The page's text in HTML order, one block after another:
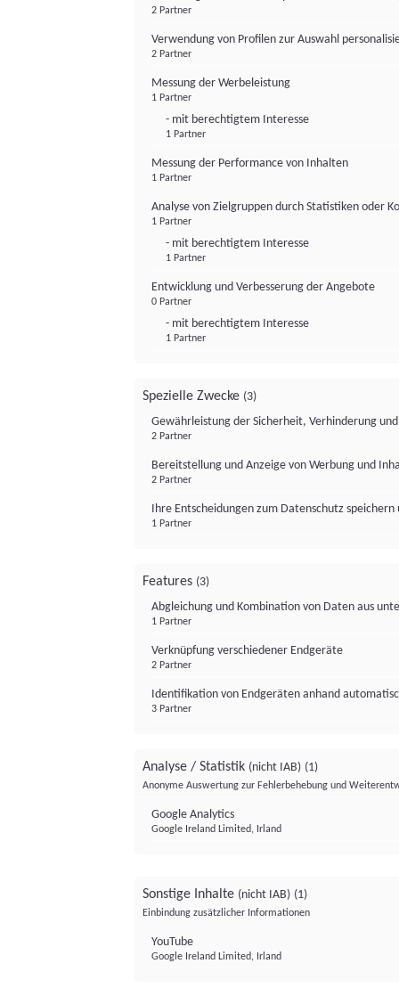
2 Partner
Verwendung von Profilen zur Auswahl
2 Partner
Messung der Werbeleistung
1 Partner
- mit berechtigtem Interesse
1 Partner
Messung der Performance von Inhalten
1 Partner
Analyse von Zielgruppen durch Statistiken oder
1 Partner
- mit berechtigtem Interesse
1 Partner
Entwicklung und Verbesserung der Angebote
0 Partner
- mit berechtigtem Interesse
1 Partner
Spezielle Zwecke (3)
Gewährleistung der Sicherheit, Verhinderung
2 Partner
Bereitstellung und Anzeige von Werbung und
2 Partner
Ihre Entscheidungen zum Datenschutz
1 Partner
Features (3)
Abgleichung und Kombination von Daten aus
1 Partner
Verknüpfung verschiedener Endgeräte
2 Partner
Identifikation von Endgeräten anhand
3 Partner
Analyse / Statistik (nicht IAB) (1)
Anonyme Auswertung zur Fehlerbehebung und
Google Analytics
Google Ireland Limited, Irland
Sonstige Inhalte (nicht IAB) (1)
Einbindung zusätzlicher Informationen
YouTube
Google Ireland Limited, Irland